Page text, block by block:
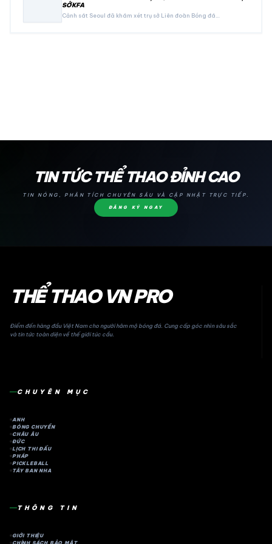
SỞ KFA
Cảnh sát Seoul đã khám xét trụ sở Liên đoàn Bóng đá…
TIN TỨC THỂ THAO ĐỈNH CAO
TIN NÓNG, PHÂN TÍCH CHUYÊN SÂU VÀ CẬP NHẬT TRỰC TIẾP.
ĐĂNG KÝ NGAY
THỂ THAO VN PRO
Điểm đến hàng đầu Việt Nam cho người hâm mộ bóng đá. Cung cấp góc nhìn sâu sắc
và tin tức toàn diện về thế giới túc cầu.
CHUYÊN MỤC
ANH
BÓNG CHUYỀN
CHÂU ÂU
ĐỨC
LỊCH THI ĐẤU
PHÁP
PICKLEBALL
TÂY BAN NHA
THÔNG TIN
GIỚI THIỆU
CHÍNH SÁCH BẢO MẬT